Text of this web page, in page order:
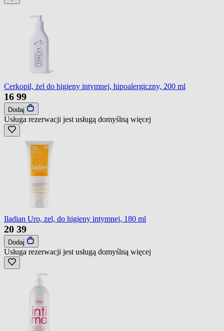
Cerkopil, żel do higieny intymnej, hipoalergiczny, 200 ml
16 99
Dodaj
Usługa rezerwacji jest usługą domyślną więcej
Iladian Uro, zel, do higieny intymnej, 180 ml
20 39
Dodaj
Usługa rezerwacji jest usługą domyślną więcej